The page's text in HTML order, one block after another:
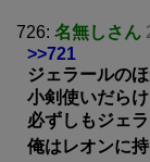
726: 名無しさん
>>721
ジェラールの
小剣使いだらけ
必ずしもジェ
俺はレオンに